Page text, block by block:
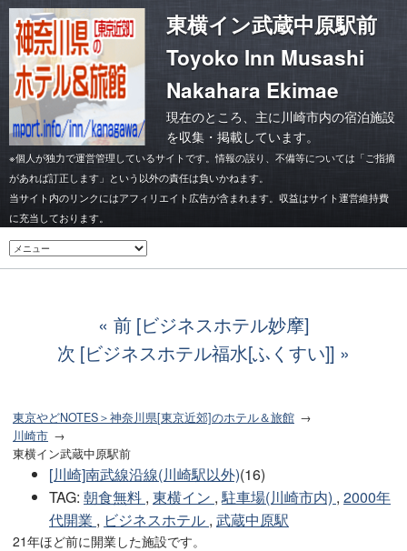
東横イン武蔵中原駅前
Toyoko Inn Musashi
Nakahara Ekimae
現在のところ、主に川崎市内の宿泊施設
を収集・掲載しています。
※個人が独力で運営管理しているサイトです。情報の誤り、不備等については「ご指摘
があれば訂正します」という以外の責任は負いかねます。
当サイト内のリンクにはアフィリエイト広告が含まれます。収益はサイト運営維持費
に充当しております。
前 [ビジネスホテル妙摩]
次 [ビジネスホテル福水[ふくすい]]
東京やどNOTES＞神奈川県[東京近郊]のホテル＆旅館
川崎市
東横イン武蔵中原駅前
[川崎]南武線沿線(川崎駅以外)(16)
TAG: 朝食無料 , 東横イン , 駐車場(川崎市内) , 2000年
代開業 , ビジネスホテル , 武蔵中原駅
21年ほど前に開業した施設です。